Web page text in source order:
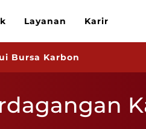
Layanan Karir
Bursa Karbon